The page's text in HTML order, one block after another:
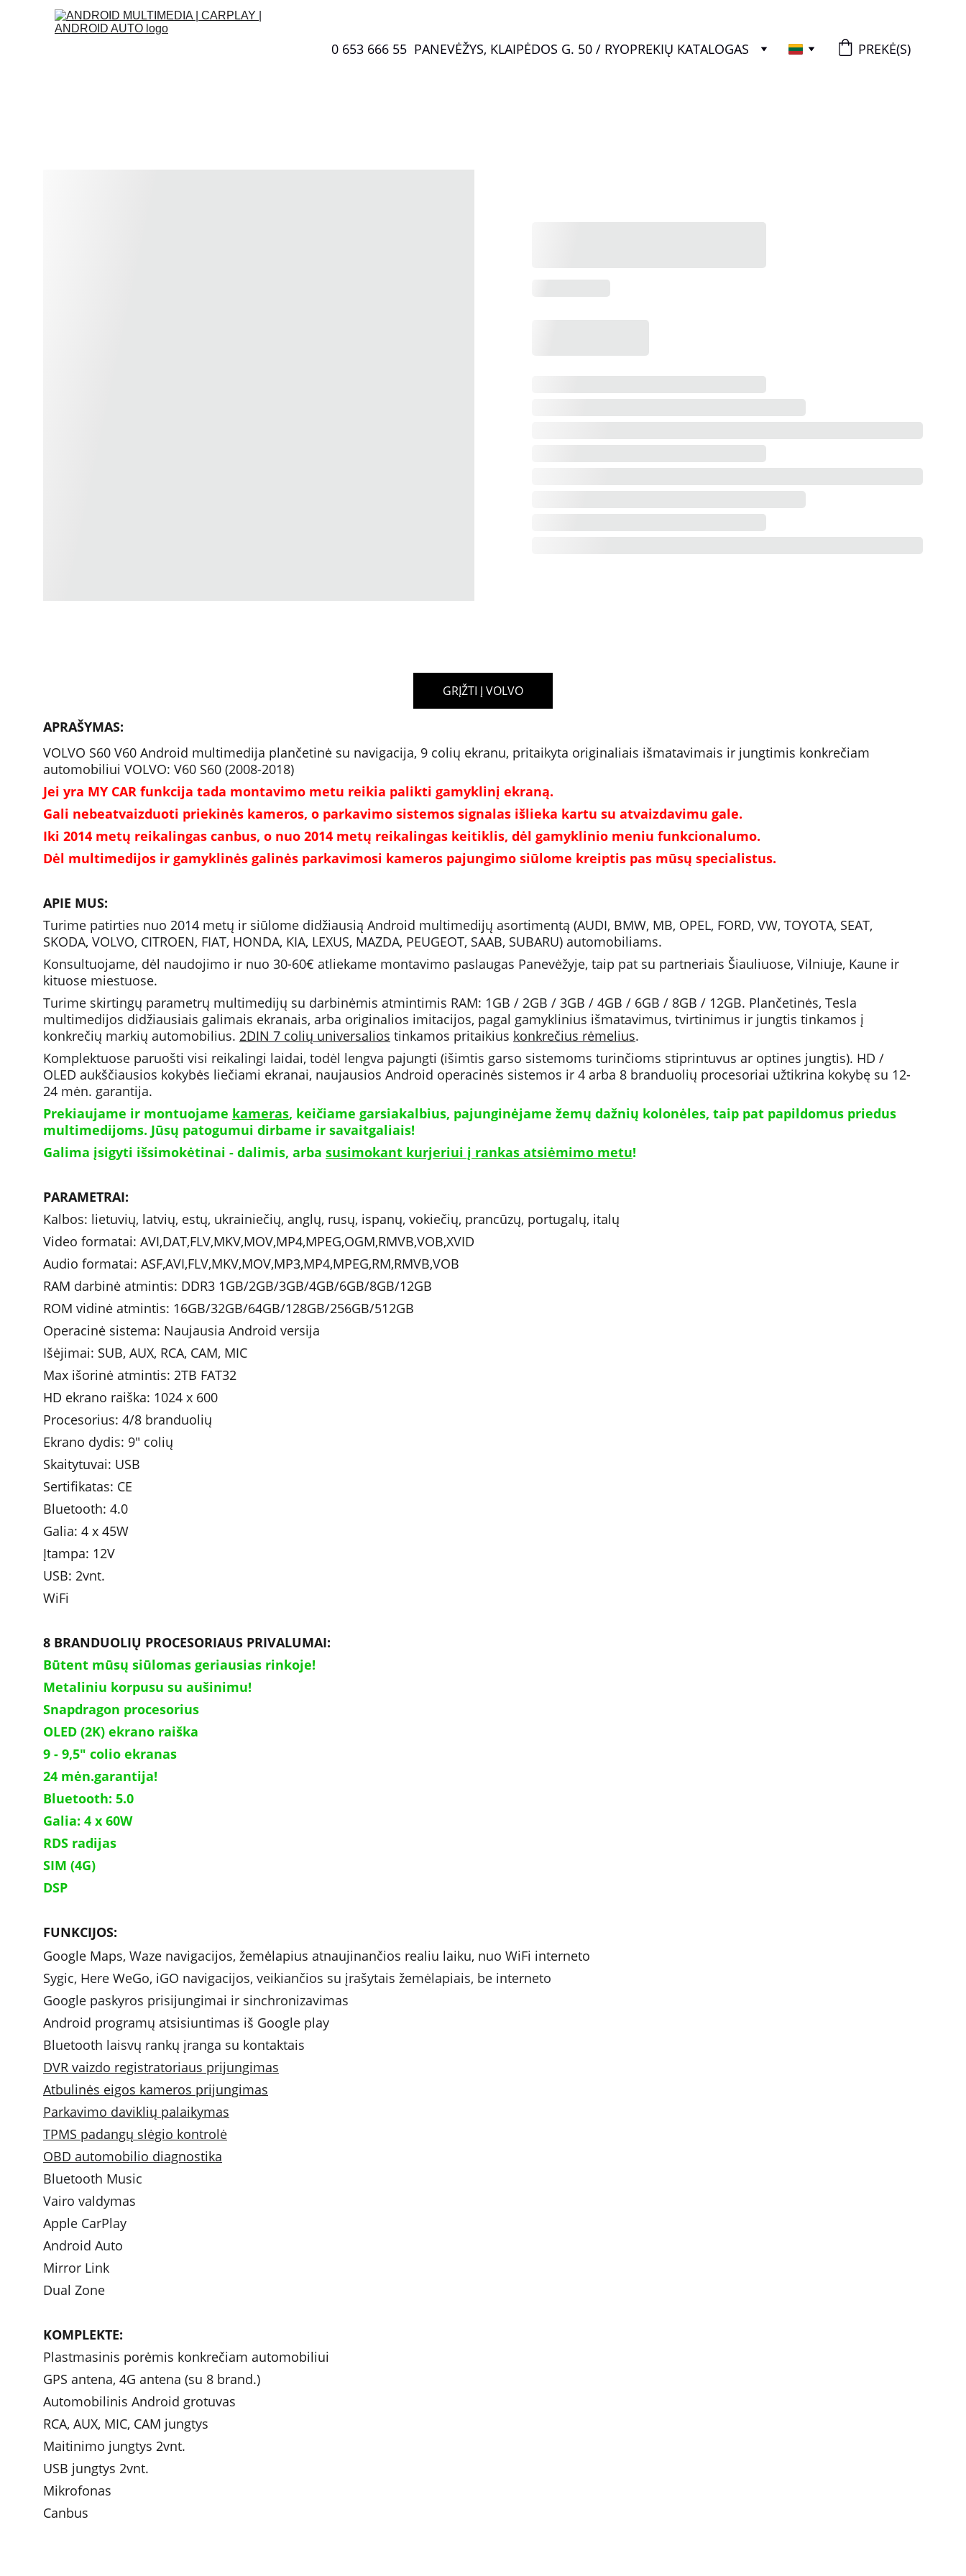
0 653 666 55  PANEVĖŽYS, KLAIPĖDOS G. 50 / RYOPREKIŲ KATALOGAS PREKĖ(S)
APRAŠYMAS:
VOLVO S60 V60 Android multimedija plančetinė su navigacija, 9 colių ekranu, pritaikyta originaliais išmatavimais ir jungtimis konkrečiam
automobiliui VOLVO: V60 S60 (2008-2018)
Jei yra MY CAR funkcija tada montavimo metu reikia palikti gamyklinį ekraną.
Gali nebeatvaizduoti priekinės kameros, o parkavimo sistemos signalas išlieka kartu su atvaizdavimu gale.
Iki 2014 metų reikalingas canbus, o nuo 2014 metų reikalingas keitiklis, dėl gamyklinio meniu funkcionalumo.
Dėl multimedijos ir gamyklinės galinės parkavimosi kameros pajungimo siūlome kreiptis pas mūsų specialistus.
APIE MUS:
Turime patirties nuo 2014 metų ir siūlome didžiausią Android multimedijų asortimentą (AUDI, BMW, MB, OPEL, FORD, VW, TOYOTA, SEAT,
SKODA, VOLVO, CITROEN, FIAT, HONDA, KIA, LEXUS, MAZDA, PEUGEOT, SAAB, SUBARU) automobiliams.
Konsultuojame, dėl naudojimo ir nuo 30-60€ atliekame montavimo paslaugas Panevėžyje, taip pat su partneriais Šiauliuose, Vilniuje, Kaune ir
kituose miestuose.
Turime skirtingų parametrų multimedijų su darbinėmis atmintimis RAM: 1GB / 2GB / 3GB / 4GB / 6GB / 8GB / 12GB. Plančetinės, Tesla
multimedijos didžiausiais galimais ekranais, arba originalios imitacijos, pagal gamyklinius išmatavimus, tvirtinimus ir jungtis tinkamos į
konkrečių markių automobilius. 2DIN 7 colių universalios tinkamos pritaikius konkrečius rėmelius.
Komplektuose paruošti visi reikalingi laidai, todėl lengva pajungti (išimtis garso sistemoms turinčioms stiprintuvus ar optines jungtis). HD /
OLED aukščiausios kokybės liečiami ekranai, naujausios Android operacinės sistemos ir 4 arba 8 branduolių procesoriai užtikrina kokybę su 12-
24 mėn. garantija.
Prekiaujame ir montuojame kameras, keičiame garsiakalbius, pajunginėjame žemų dažnių kolonėles, taip pat papildomus priedus
multimedijoms. Jūsų patogumui dirbame ir savaitgaliais!
Galima įsigyti išsimokėtinai - dalimis, arba susimokant kurjeriui į rankas atsiėmimo metu!
PARAMETRAI:
Kalbos: lietuvių, latvių, estų, ukrainiečių, anglų, rusų, ispanų, vokiečių, prancūzų, portugalų, italų
Video formatai: AVI,DAT,FLV,MKV,MOV,MP4,MPEG,OGM,RMVB,VOB,XVID
Audio formatai: ASF,AVI,FLV,MKV,MOV,MP3,MP4,MPEG,RM,RMVB,VOB
RAM darbinė atmintis: DDR3 1GB/2GB/3GB/4GB/6GB/8GB/12GB
ROM vidinė atmintis: 16GB/32GB/64GB/128GB/256GB/512GB
Operacinė sistema: Naujausia Android versija
Išėjimai: SUB, AUX, RCA, CAM, MIC
Max išorinė atmintis: 2TB FAT32
HD ekrano raiška: 1024 x 600
Procesorius: 4/8 branduolių
Ekrano dydis: 9" colių
Skaitytuvai: USB
Sertifikatas: CE
Bluetooth: 4.0
Įtampa: 12V
USB: 2vnt.
WiFi
8 BRANDUOLIŲ PROCESORIAUS PRIVALUMAI:
Būtent mūsų siūlomas geriausias rinkoje!
Metaliniu korpusu su aušinimu!
Snapdragon procesorius
OLED (2K) ekrano raiška
9 - 9,5" colio ekranas
24 mėn.garantija!
Bluetooth: 5.0
RDS radijas
SIM (4G)
DSP
FUNKCIJOS:
Google Maps, Waze navigacijos, žemėlapius atnaujinančios realiu laiku, nuo WiFi interneto
Sygic, Here WeGo, iGO navigacijos, veikiančios su įrašytais žemėlapiais, be interneto
Google paskyros prisijungimai ir sinchronizavimas
Android programų atsisiuntimas iš Google play
Bluetooth laisvų rankų įranga su kontaktais
DVR vaizdo registratoriaus prijungimas
Atbulinės eigos kameros prijungimas
Parkavimo daviklių palaikymas
TPMS padangų slėgio kontrolė
OBD automobilio diagnostika
Bluetooth Music
Vairo valdymas
Apple CarPlay
Android Auto
Mirror Link
Dual Zone
KOMPLEKTE:
Plastmasinis porėmis konkrečiam automobiliui
GPS antena, 4G antena (su 8 brand.)
Automobilinis Android grotuvas
RCA, AUX, MIC, CAM jungtys
Maitinimo jungtys 2vnt.
USB jungtys 2vnt.
Mikrofonas
Canbus
GRĮŽTI Į VOLVO